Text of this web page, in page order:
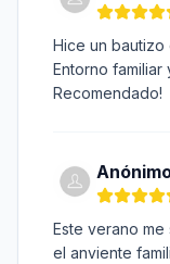
Hice un bautizo
Entorno familiar
Recomendado!
Este verano me
el anviente